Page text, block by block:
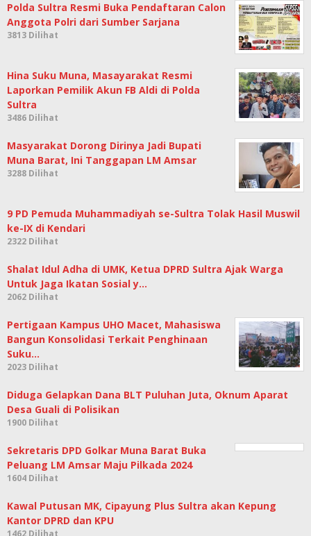
Polda Sultra Resmi Buka Pendaftaran Calon
Anggota Polri dari Sumber Sarjana
3813 Dilihat
Hina Suku Muna, Masayarakat Resmi
Laporkan Pemilik Akun FB Aldi di Polda
Sultra
3486 Dilihat
Masyarakat Dorong Dirinya Jadi Bupati
Muna Barat, Ini Tanggapan LM Amsar
3288 Dilihat
9 PD Pemuda Muhammadiyah se-Sultra Tolak Hasil Muswil
ke-IX di Kendari
2322 Dilihat
Shalat Idul Adha di UMK, Ketua DPRD Sultra Ajak Warga
Untuk Jaga Ikatan Sosial y…
2062 Dilihat
Pertigaan Kampus UHO Macet, Mahasiswa
Bangun Konsolidasi Terkait Penghinaan
Suku…
2023 Dilihat
Diduga Gelapkan Dana BLT Puluhan Juta, Oknum Aparat
Desa Guali di Polisikan
1900 Dilihat
Sekretaris DPD Golkar Muna Barat Buka
Peluang LM Amsar Maju Pilkada 2024
1604 Dilihat
Kawal Putusan MK, Cipayung Plus Sultra akan Kepung
Kantor DPRD dan KPU